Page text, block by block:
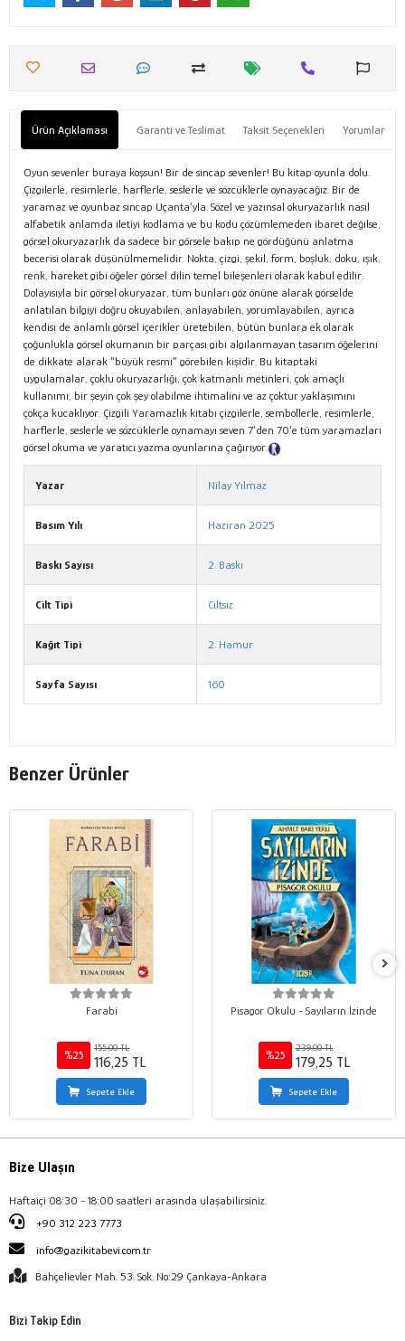
Ürün Açıklaması Garanti ve Teslimat Taksit Seçenekleri Yorumlar
Oyun sevenler buraya koşsun! Bir de sincap sevenler! Bu kitap oyunla dolu.
Çizgilerle, resimlerle, harflerle, seslerle ve sözcüklerle oynayacağız. Bir de
yaramaz ve oyunbaz sincap Uçanta’yla. Sözel ve yazınsal okuryazarlık nasıl
alfabetik anlamda iletiyi kodlama ve bu kodu çözümlemeden ibaret değilse,
görsel okuryazarlık da sadece bir görsele bakıp ne gördüğünü anlatma
becerisi olarak düşünülmemelidir. Nokta, çizgi, şekil, form, boşluk, doku, ışık,
renk, hareket gibi öğeler görsel dilin temel bileşenleri olarak kabul edilir.
Dolayısıyla bir görsel okuryazar, tüm bunları göz önüne alarak görselde
anlatılan bilgiyi doğru okuyabilen, anlayabilen, yorumlayabilen, ayrıca
kendisi de anlamlı görsel içerikler üretebilen, bütün bunlara ek olarak
çoğunlukla görsel okumanın bir parçası gibi algılanmayan tasarım öğelerini
de dikkate alarak “büyük resmi” görebilen kişidir. Bu kitaptaki
uygulamalar, çoklu okuryazarlığı, çok katmanlı metinleri, çok amaçlı
kullanımı, bir şeyin çok şey olabilme ihtimalini ve az çoktur yaklaşımını
çokça kucaklıyor. Çizgili Yaramazlık kitabı çizgilerle, sembollerle, resimlerle,
harflerle, seslerle ve sözcüklerle oynamayı seven 7’den 70’e tüm yaramazları
görsel okuma ve yaratıcı yazma oyunlarına çağırıyor.
Yazar Nilay Yılmaz
Basım Yılı Haziran 2025
Baskı Sayısı 2. Baskı
Cilt Tipi Ciltsiz
Kağıt Tipi 2. Hamur
Sayfa Sayısı 160
Benzer Ürünler
Farabi
%25
155,00 TL
116,25 TL
Sepete Ekle
Pisagor Okulu - Sayıların İzinde
%25
239,00 TL
179,25 TL
Sepete Ekle
Bize Ulaşın
Haftaiçi 08:30 - 18:00 saatleri arasında ulaşabilirsiniz.
+90 312 223 7773
info@gazikitabevi.com.tr
Bahçelievler Mah. 53. Sok. No:29 Çankaya-Ankara
Bizi Takip Edin